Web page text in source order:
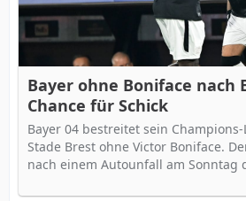
Bayer ohne Boniface nach
Chance für Schick
Bayer 04 bestreitet sein
Stade Brest ohne Victor Boniface.
nach einem Autounfall am Sonntag